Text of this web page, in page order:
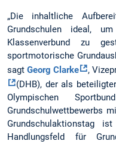
„Die inhaltliche
Grundschulen ideal,
Klassenverbund zu
sportmotorische
sagt Georg Clarke ,
(DHB), der als
Olympischen
Grundschulwettbewerbs
Grundschulaktionstag
Handlungsfeld für